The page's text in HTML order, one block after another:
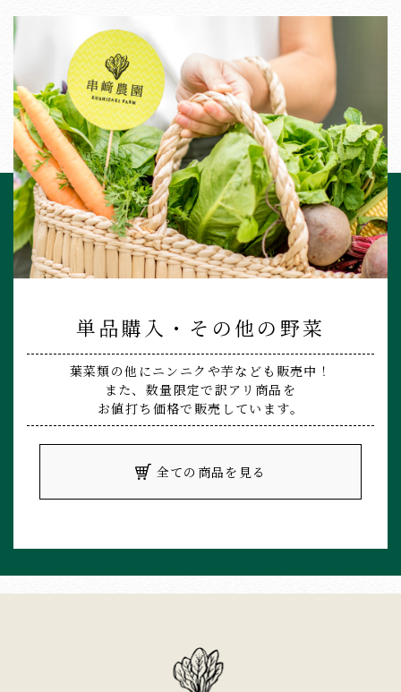
単品購入・その他の野菜
葉菜類の他にニンニクや芋なども販売中！
また、数量限定で訳アリ商品を
お値打ち価格で販売しています。
全ての商品を見る